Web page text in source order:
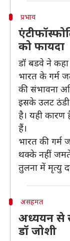
प्रभाव
को फायदा
डॉ बडवे ने कहा
भारत के गर्म
की संभावना
इसके उलट ठंडी
है। यही
हैं।
भारत की गर्म
थक्के नहीं जमते
तुलना में मृत्यु
असहमत
अध्ययन से
डॉ जोशी